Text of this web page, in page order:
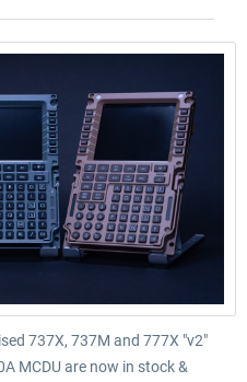
737X, 737M and 777X "v2"
MCDU are now in stock &